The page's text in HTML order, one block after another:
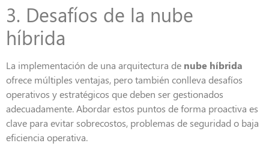
3. Desafíos de la nube
híbrida
La implementación de una arquitectura de nube híbrida
ofrece múltiples ventajas, pero también conlleva desafíos
operativos y estratégicos que deben ser gestionados
adecuadamente. Abordar estos puntos de forma proactiva es
clave para evitar sobrecostos, problemas de seguridad o baja
eficiencia operativa.